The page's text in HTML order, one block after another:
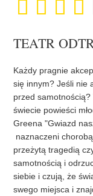
TEATR
Każdy pragnie
się innym? Jeśli nie
przed
świecie powieści
Greena "Gwiazd
naznaczeni
przeżytą tragedią
samotnością i
siebie i czują, że
swego miejsca i